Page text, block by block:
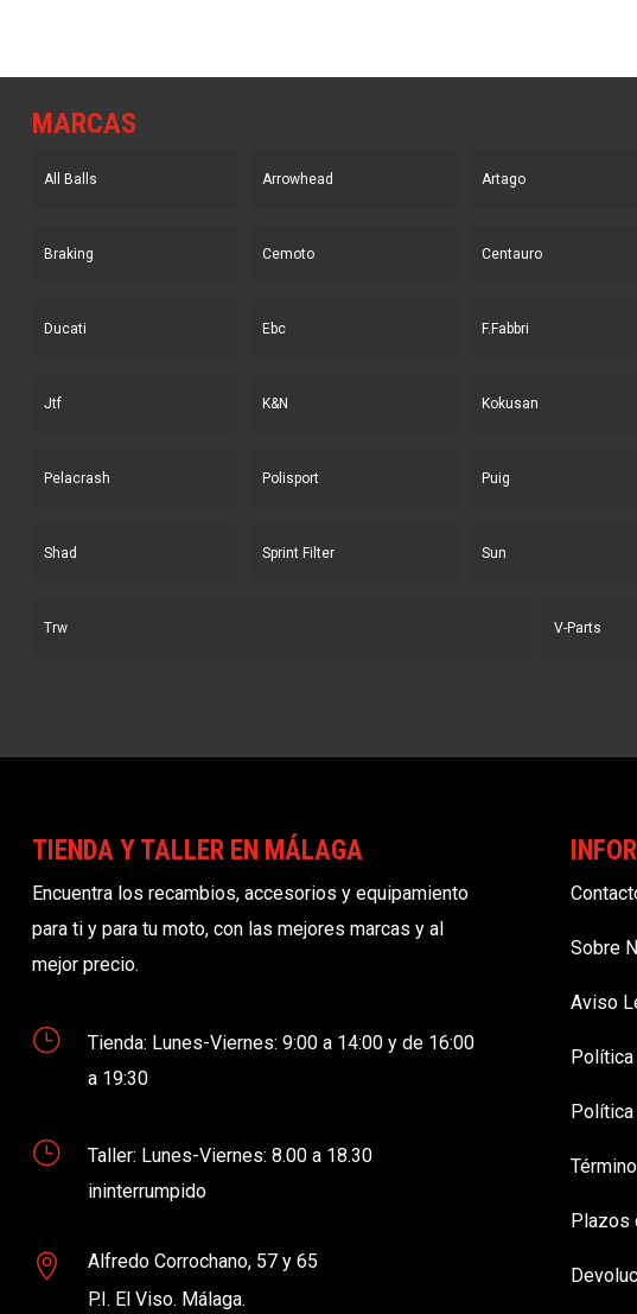
MARCAS
All Balls Arrowhead Artago
Braking Cemoto Centauro
Ducati Ebc F.Fabbri
Jtf K&N Kokusan
Pelacrash Polisport Puig
Shad Sprint Filter Sun
Trw V-Parts
TIENDA Y TALLER EN MÁLAGA
Encuentra los recambios, accesorios y equipamiento
para ti y para tu moto, con las mejores marcas y al
mejor precio.
}
Tienda: Lunes-Viernes: 9:00 a 14:00 y de 16:00
a 19:30
}
Taller: Lunes-Viernes: 8.00 a 18.30
ininterrumpido

Alfredo Corrochano, 57 y 65
P.I. El Viso. Málaga.
Sobre
Aviso
Plazos